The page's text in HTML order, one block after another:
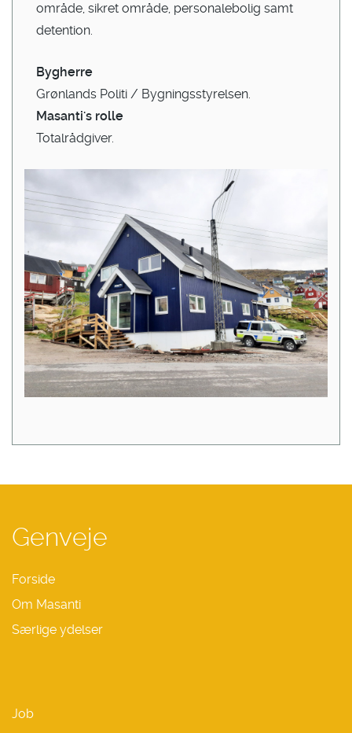
område, sikret område, personalebolig samt
detention.
Bygherre
Grønlands Politi / Bygningsstyrelsen.
Masanti's rolle
Totalrådgiver.
Genveje
Forside
Om Masanti
Særlige ydelser
Job